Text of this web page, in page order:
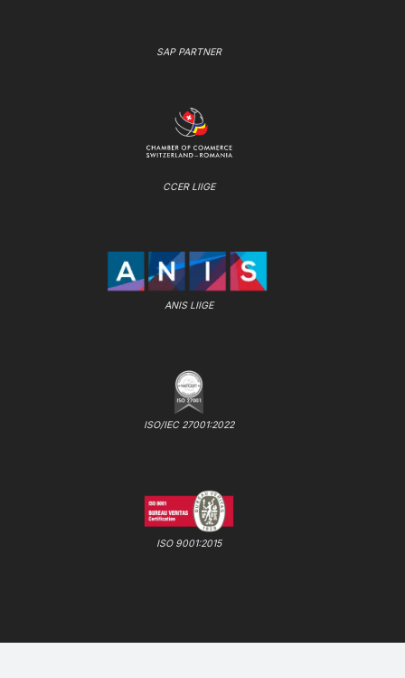
SAP PARTNER
CCER LIIGE
ANIS LIIGE
ISO/IEC 27001:2022
ISO 9001:2015